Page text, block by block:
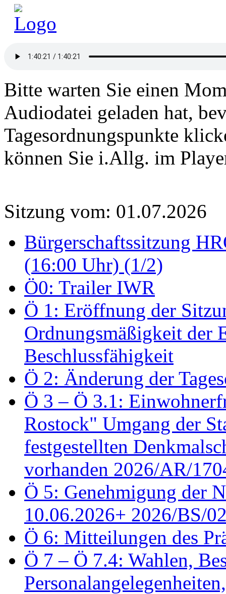
Bitte warten Sie einen
Audiodatei geladen hat,
Tagesordnungspunkte
können Sie i.Allg. im
Sitzung vom: 01.07.2026
Bürgerschaftssitzung
(16:00 Uhr) (1/2)
Ö0: Trailer IWR
Ö 1: Eröffnung der
Ordnungsmäßigkeit der
Beschlussfähigkeit
Ö 2: Änderung der
Ö 3 – Ö 3.1:
Rostock" Umgang der
festgestellten
vorhanden 2026/AR/
Ö 5: Genehmigung der
10.06.2026+ 2026/BS/
Ö 6: Mitteilungen des
Ö 7 – Ö 7.4: Wahlen,